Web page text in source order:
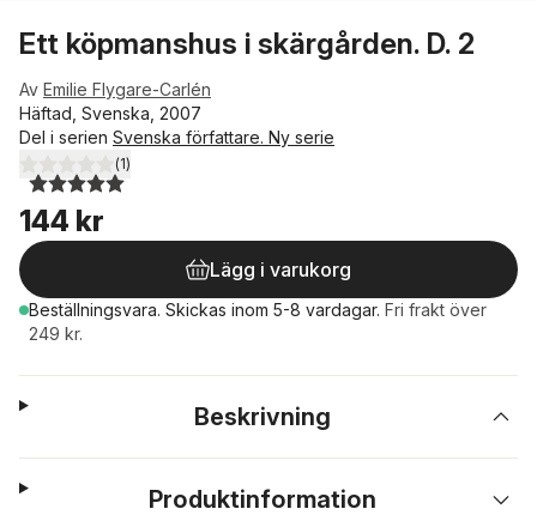
Ett köpmanshus i skärgården. D. 2
Av Emilie Flygare-Carlén
Häftad, Svenska, 2007
Del i serien Svenska författare. Ny serie
5,0utav 5 stjärnor. Totalt antal röster:
(1)
144 kr
Lägg i varukorg
Beställningsvara. Skickas inom 5-8 vardagar. Fri frakt över
249 kr.
Beskrivning
Produktinformation